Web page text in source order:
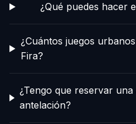
¿Qué puedes hacer
¿Cuántos juegos
Fira?
¿Tengo que reservar
antelación?